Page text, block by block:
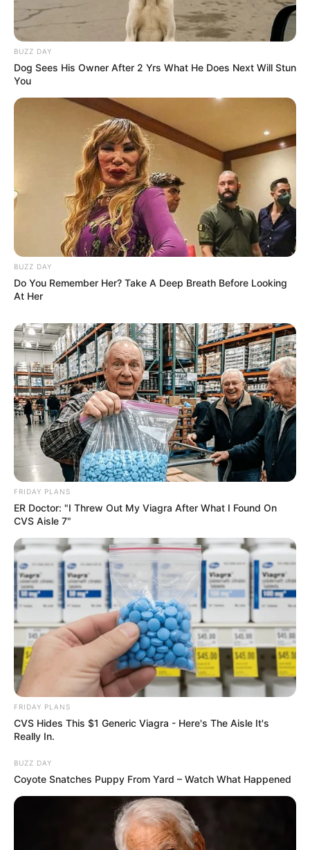
BUZZ DAY
Dog Sees His Owner After 2 Yrs What He Does Next Will Stun
You
BUZZ DAY
Do You Remember Her? Take A Deep Breath Before Looking
At Her
FRIDAY PLANS
ER Doctor: "I Threw Out My Viagra After What I Found On
CVS Aisle 7"
FRIDAY PLANS
CVS Hides This $1 Generic Viagra - Here's The Aisle It's
Really In.
BUZZ DAY
Coyote Snatches Puppy From Yard – Watch What Happened